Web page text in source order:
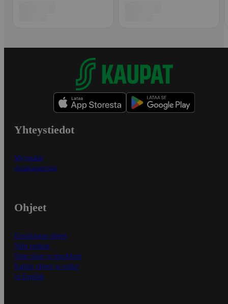
Yhteystiedot
Myymälät
Asiakaspalvelu
Ohjeet
Ensitilaajan ohjeet
Näin maksat
Näin tilaat ja muokkaat
Kaikki ohjeet ja vinkit
In English